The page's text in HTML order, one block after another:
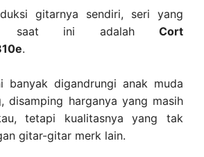
gitarnya sendiri, seri yang
saat ini adalah Cort
.
digandrungi anak muda
disamping harganya yang masih
tetapi kualitasnya yang tak
gitar-gitar merk lain.